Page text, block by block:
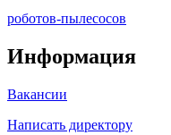
роботов-пылесосов
Информация
Вакансии
Написать директору